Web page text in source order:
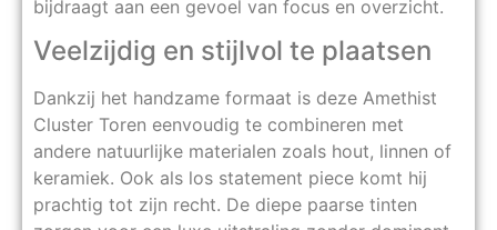
bijdraagt aan een gevoel van focus en overzicht.
Veelzijdig en stijlvol te plaatsen
Dankzij het handzame formaat is deze Amethist
Cluster Toren eenvoudig te combineren met
andere natuurlijke materialen zoals hout, linnen of
keramiek. Ook als los statement piece komt hij
prachtig tot zijn recht. De diepe paarse tinten